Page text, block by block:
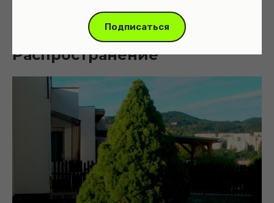
Подписаться
Распространение